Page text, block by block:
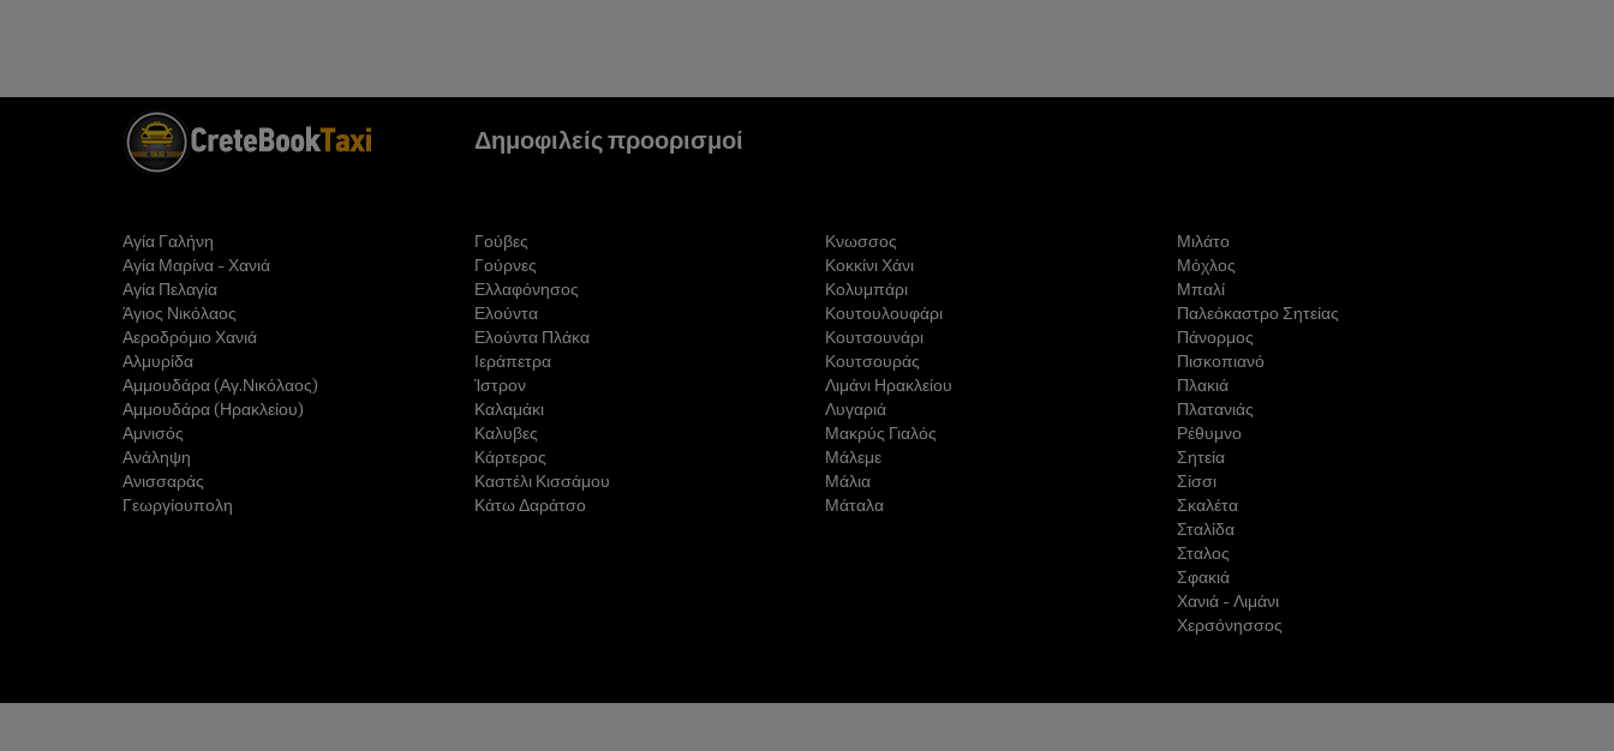
Δημοφιλείς προορισμοί
Αγία Γαλήνη
Αγία Μαρίνα - Χανιά
Αγία Πελαγία
Άγιος Νικόλαος
Αεροδρόμιο Χανιά
Αλμυρίδα
Αμμουδάρα (Αγ.Νικόλαος)
Αμμουδάρα (Ηρακλείου)
Αμνισός
Ανάληψη
Ανισσαράς
Γεωργίουπολη
Γούβες
Γούρνες
Ελλαφόνησος
Ελούντα
Ελούντα Πλάκα
Ιεράπετρα
Ίστρον
Καλαμάκι
Καλυβες
Κάρτερος
Καστέλι Κισσάμου
Κάτω Δαράτσο
Κνωσσος
Κοκκίνι Χάνι
Κολυμπάρι
Κουτουλουφάρι
Κουτσουνάρι
Κουτσουράς
Λιμάνι Ηρακλείου
Λυγαριά
Μακρύς Γιαλός
Μάλεμε
Μάλια
Μάταλα
Μιλάτο
Μόχλος
Μπαλί
Παλεόκαστρο Σητείας
Πάνορμος
Πισκοπιανό
Πλακιά
Πλατανιάς
Ρέθυμνο
Σητεία
Σίσσι
Σκαλέτα
Σταλίδα
Σταλος
Σφακιά
Χανιά - Λιμάνι
Χερσόνησσος